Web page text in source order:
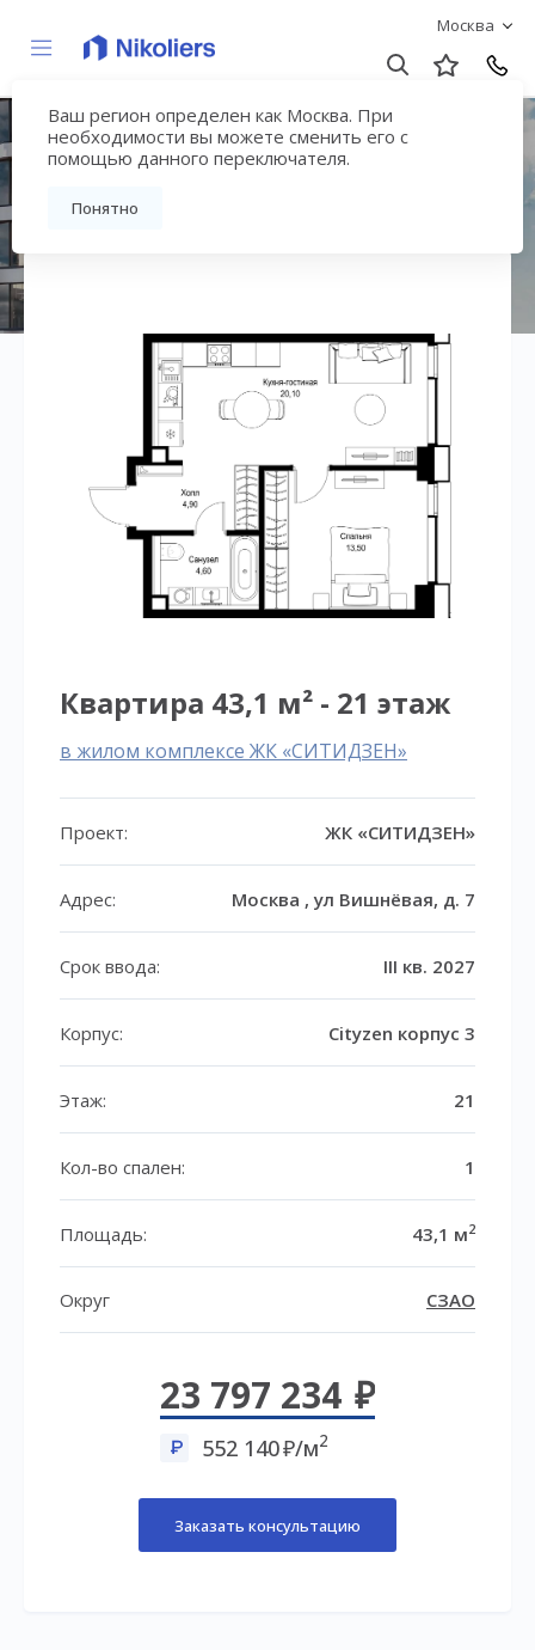
Москва
Ваш регион определен как Москва. При
необходимости вы можете сменить его с
помощью данного переключателя.
Понятно
ЖК «СИТИДЗЕН»
Вернуться на страницу жилого комплекса
Квартира 43,1 м² - 21 этаж
в жилом комплексе ЖК «СИТИДЗЕН»
Проект: ЖК «СИТИДЗЕН»
Адрес: Москва , ул Вишнёвая, д. 7
Срок ввода: III кв. 2027
Корпус: Cityzen корпус 3
Этаж: 21
Кол-во спален: 1
Площадь: 43,1 м2
Округ СЗАО
23 797 234
552 140 /м2
Заказать консультацию